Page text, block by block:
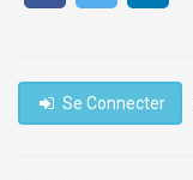
Se Connecter